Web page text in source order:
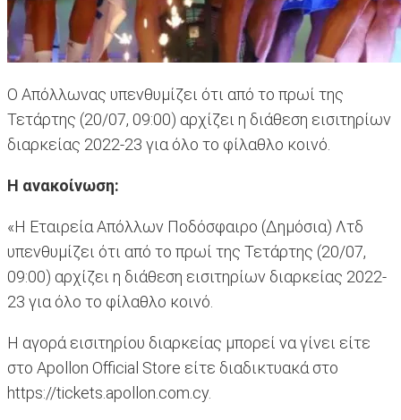
Ο Απόλλωνας υπενθυμίζει ότι από το πρωί της
Τετάρτης (20/07, 09:00) αρχίζει η διάθεση εισιτηρίων
διαρκείας 2022-23 για όλο το φίλαθλο κοινό.
Η ανακοίνωση:
«H Εταιρεία Απόλλων Ποδόσφαιρο (Δημόσια) Λτδ
υπενθυμίζει ότι από το πρωί της Τετάρτης (20/07,
09:00) αρχίζει η διάθεση εισιτηρίων διαρκείας 2022-
23 για όλο το φίλαθλο κοινό.
Η αγορά εισιτηρίου διαρκείας μπορεί να γίνει είτε
στο Apollon Official Store είτε διαδικτυακά στο
https://tickets.apollon.com.cy.